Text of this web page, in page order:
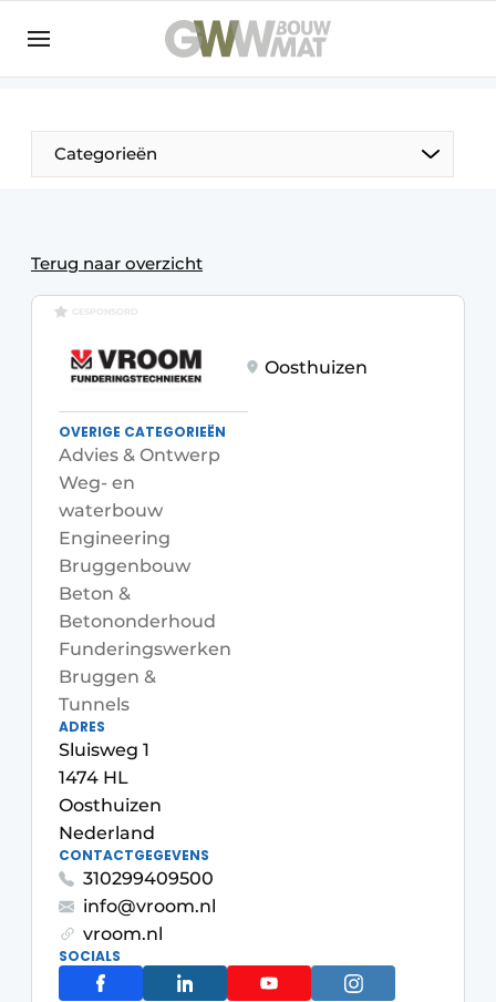
NL EN
Categorieën
De Pen
Vrouw in de bouw
Duurzaamheid & Innovatie
Fundering
Kopen/Huren/Leasen
Sloop & Recycling
Bouwtransport
Machines & Materieel
Terug naar overzicht
GESPONSORD
Oosthuizen
OVERIGE CATEGORIEËN
Advies & Ontwerp
Weg- en
waterbouw
Engineering
Bruggenbouw
Beton &
Betononderhoud
Funderingswerken
Bruggen &
Tunnels
ADRES
Sluisweg 1
1474 HL
Oosthuizen
Nederland
CONTACTGEGEVENS
310299409500
info@vroom.nl
vroom.nl
SOCIALS